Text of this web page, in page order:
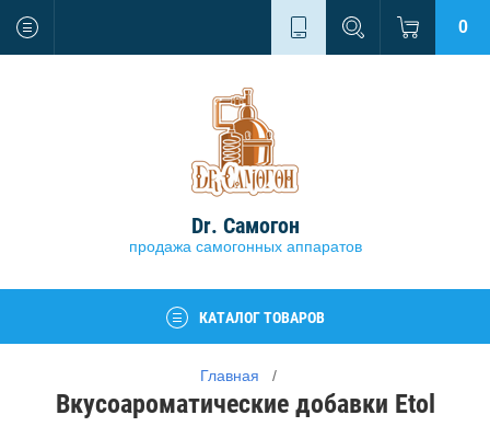
0
Dr. Самогон
продажа самогонных аппаратов
КАТАЛОГ ТОВАРОВ
Главная
   /
Вкусоароматические добавки Etol